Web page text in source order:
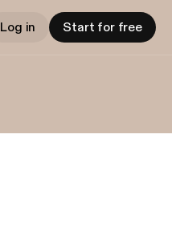
Log in Start for free